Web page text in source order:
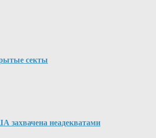
секты
захвачена неадекватами